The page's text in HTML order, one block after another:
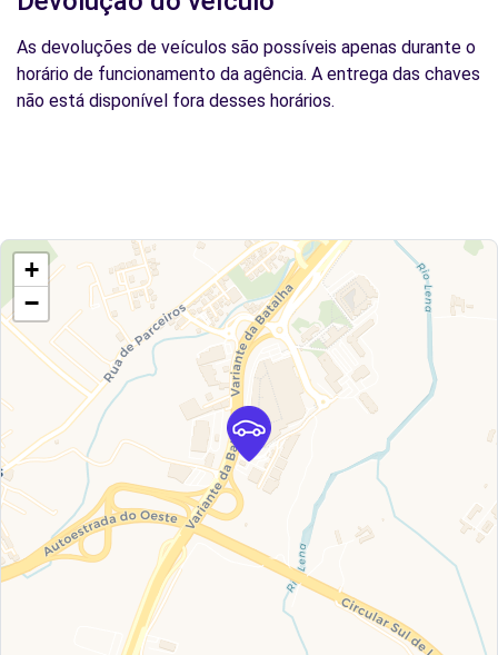
As devoluções de veículos são possíveis apenas durante o
horário de funcionamento da agência. A entrega das chaves
não está disponível fora desses horários.
+
−